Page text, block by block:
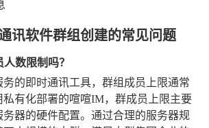
讯软件群组创建的常见问题
数限制吗？
的即时通讯工具，群组成员上限通常
私有化部署的喧喧IM，群成员上限主要
器的硬件配置。通过合理的服务器规